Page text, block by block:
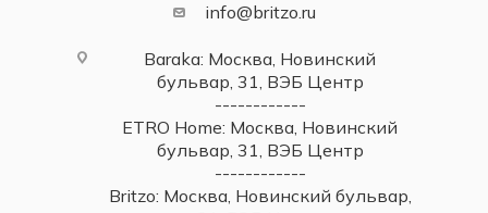
info@britzo.ru
Baraka: Москва, Новинский
бульвар, 31, ВЭБ Центр
------------
ETRO Home: Москва, Новинский
бульвар, 31, ВЭБ Центр
------------
Britzo: Москва, Новинский бульвар,